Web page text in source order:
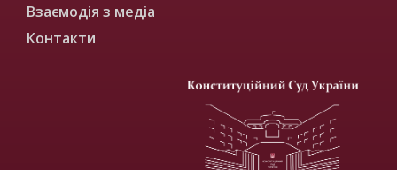
Взаємодія з медіа
Контакти